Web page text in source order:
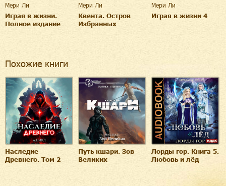
Мери Ли
Играя в жизни.
Полное издание
Мери Ли
Квента. Остров
Избранных
Мери Ли
Играя в жизни 4
Похожие книги
Наследие
Древнего. Том 2
Путь кшари. Зов
Великих
Лорды гор. Книга 5.
Любовь и лёд